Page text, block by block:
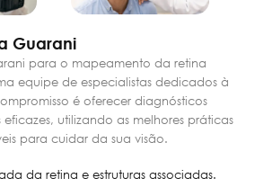
Guarani
para o mapeamento da retina
equipe de especialistas dedicados à
é oferecer diagnósticos
eficazes, utilizando as melhores práticas
para cuidar da sua visão.
da retina e estruturas associadas.